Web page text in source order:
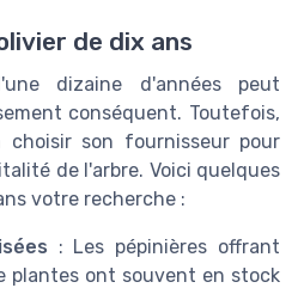
de dix ans
dizaine d'années peut
conséquent. Toutefois,
son fournisseur pour
de l'arbre. Voici quelques
votre recherche :
: Les pépinières offrant
plantes ont souvent en stock